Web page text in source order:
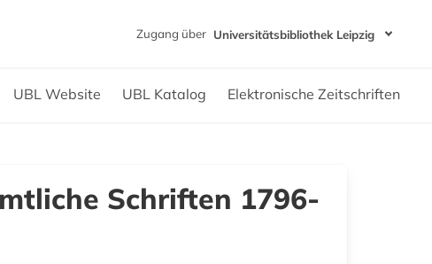
Zugang über Universitätsbibliothek Leipzig
UBL Website UBL Katalog Elektronische Zeitschriften
Schriften 1796-